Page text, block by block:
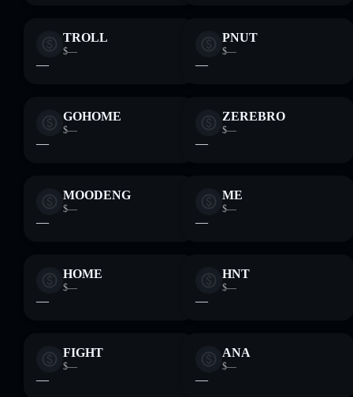
TROLL
$—
—
PNUT
$—
—
GOHOME
$—
—
ZEREBRO
$—
—
MOODENG
$—
—
ME
$—
—
HOME
$—
—
HNT
$—
—
FIGHT
$—
—
ANA
$—
—